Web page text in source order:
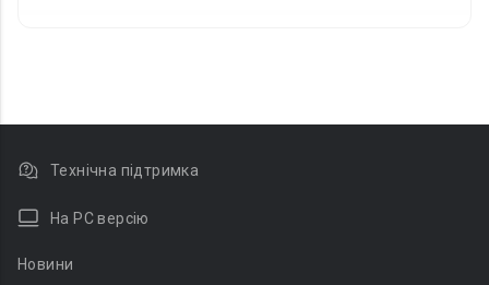
Технічна підтримка
На PC версію
Новини